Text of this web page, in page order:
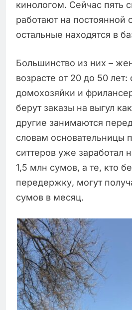
кинологом. Сейчас пять
работают на постоянной
остальные находятся в
Большинство из них –
возрасте от 20 до 50 лет:
домохозяйки и
берут заказы на выгул
другие занимаются
словам основательницы
ситтеров уже заработал
1,5 млн сумов, а те, кто
передержку, могут
сумов в месяц.